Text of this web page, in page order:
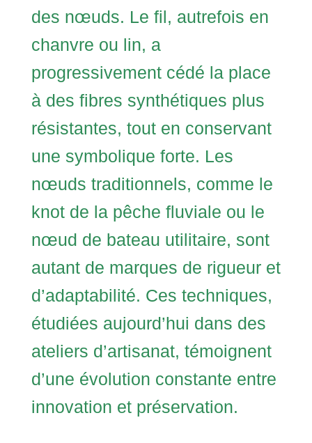
des nœuds. Le fil, autrefois en
chanvre ou lin, a
progressivement cédé la place
à des fibres synthétiques plus
résistantes, tout en conservant
une symbolique forte. Les
nœuds traditionnels, comme le
knot de la pêche fluviale ou le
nœud de bateau utilitaire, sont
autant de marques de rigueur et
d’adaptabilité. Ces techniques,
étudiées aujourd’hui dans des
ateliers d’artisanat, témoignent
d’une évolution constante entre
innovation et préservation.